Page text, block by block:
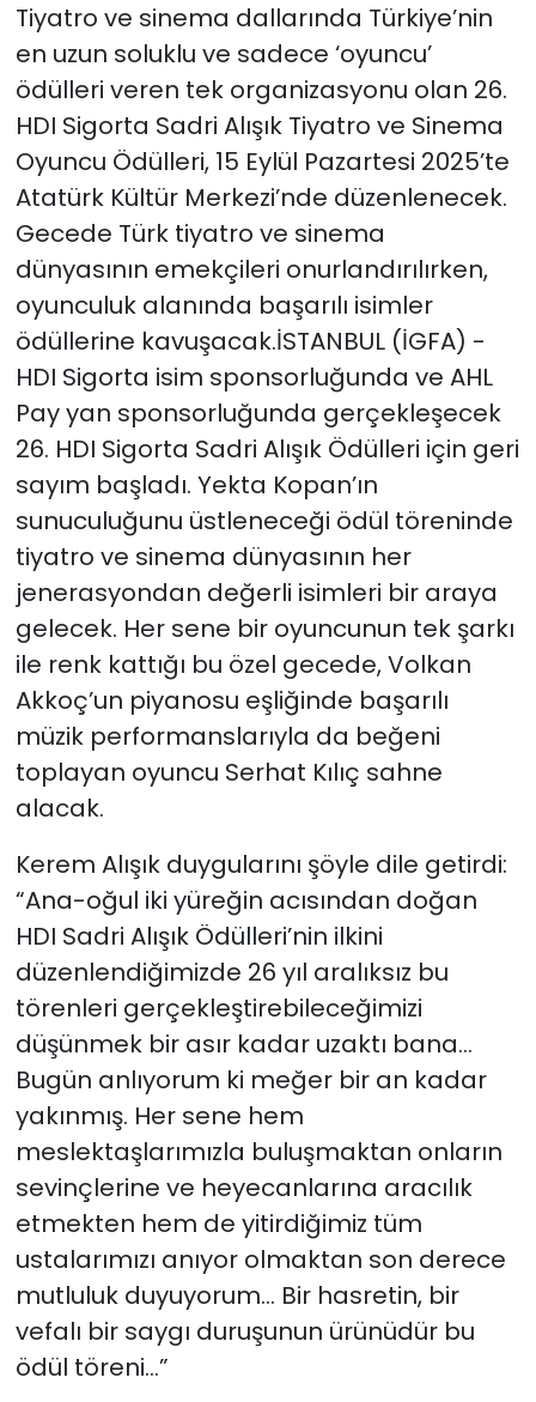
Tiyatro ve sinema dallarında Türkiye’nin
en uzun soluklu ve sadece ‘oyuncu’
ödülleri veren tek organizasyonu olan 26.
HDI Sigorta Sadri Alışık Tiyatro ve Sinema
Oyuncu Ödülleri, 15 Eylül Pazartesi 2025’te
Atatürk Kültür Merkezi’nde düzenlenecek.
Gecede Türk tiyatro ve sinema
dünyasının emekçileri onurlandırılırken,
oyunculuk alanında başarılı isimler
ödüllerine kavuşacak.İSTANBUL (İGFA) -
HDI Sigorta isim sponsorluğunda ve AHL
Pay yan sponsorluğunda gerçekleşecek
26. HDI Sigorta Sadri Alışık Ödülleri için geri
sayım başladı. Yekta Kopan’ın
sunuculuğunu üstleneceği ödül töreninde
tiyatro ve sinema dünyasının her
jenerasyondan değerli isimleri bir araya
gelecek. Her sene bir oyuncunun tek şarkı
ile renk kattığı bu özel gecede, Volkan
Akkoç’un piyanosu eşliğinde başarılı
müzik performanslarıyla da beğeni
toplayan oyuncu Serhat Kılıç sahne
alacak.
Kerem Alışık duygularını şöyle dile getirdi:
“Ana-oğul iki yüreğin acısından doğan
HDI Sadri Alışık Ödülleri’nin ilkini
düzenlendiğimizde 26 yıl aralıksız bu
törenleri gerçekleştirebileceğimizi
düşünmek bir asır kadar uzaktı bana...
Bugün anlıyorum ki meğer bir an kadar
yakınmış. Her sene hem
meslektaşlarımızla buluşmaktan onların
sevinçlerine ve heyecanlarına aracılık
etmekten hem de yitirdiğimiz tüm
ustalarımızı anıyor olmaktan son derece
mutluluk duyuyorum… Bir hasretin, bir
vefalı bir saygı duruşunun ürünüdür bu
ödül töreni…”